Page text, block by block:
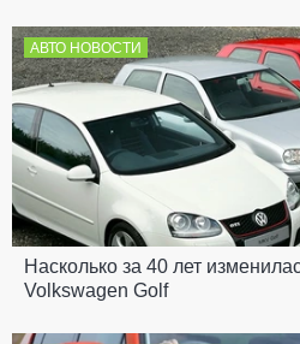
АВТО НОВОСТИ
Насколько за 40 лет
Volkswagen Golf